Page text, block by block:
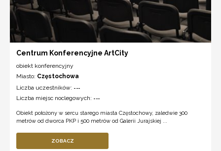
Centrum Konferencyjne ArtCity
obiekt konferencyjny
Miasto: Częstochowa
Liczba uczestników: ---
Liczba miejsc noclegowych: ---
Obiekt położony w sercu starego miasta Częstochowy, zaledwie 300
metrów od dworca PKP i 500 metrów od Galerii Jurajskiej ...
ZOBACZ